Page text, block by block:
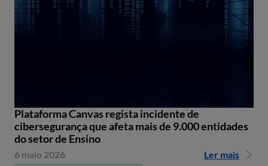
Plataforma Canvas regista incidente de
cibersegurança que afeta mais de 9.000 entidades
do setor de Ensino
6 maio 2026 Ler mais